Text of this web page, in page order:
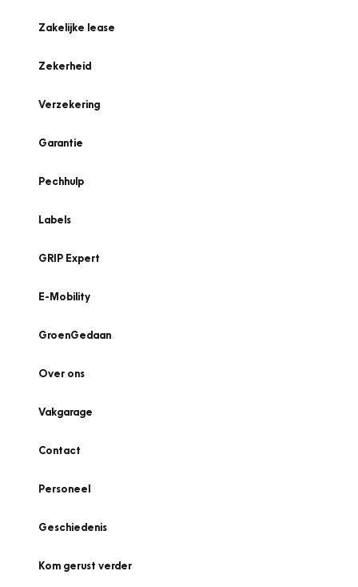
Zakelijke lease
Zekerheid
Verzekering
Garantie
Pechhulp
Labels
GRIP Expert
E-Mobility
GroenGedaan
Over ons
Vakgarage
Contact
Personeel
Geschiedenis
Kom gerust verder